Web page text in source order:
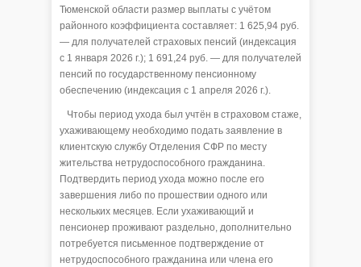
Тюменской области размер выплаты с учётом
районного коэффициента составляет: 1 625,94 руб.
— для получателей страховых пенсий (индексация
с 1 января 2026 г.); 1 691,24 руб. — для получателей
пенсий по государственному пенсионному
обеспечению (индексация с 1 апреля 2026 г.).
Чтобы период ухода был учтён в страховом стаже,
ухаживающему необходимо подать заявление в
клиентскую службу Отделения СФР по месту
жительства нетрудоспособного гражданина.
Подтвердить период ухода можно после его
завершения либо по прошествии одного или
нескольких месяцев. Если ухаживающий и
пенсионер проживают раздельно, дополнительно
потребуется письменное подтверждение от
нетрудоспособного гражданина или члена его